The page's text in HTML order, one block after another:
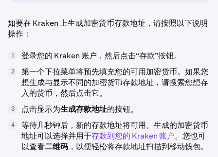
如要在 Kraken 上生成加密货币存款地址，请按照以下说明
操作：
1 登录您的 Kraken 账户，然后点击“存款”按钮。
2
第一个下拉菜单将预先填充您的可用加密货币。如果您
想生成与显示不同的加密货币存款地址，请搜索您想存
入的货币，然后点击它。
3 点击显示为生成存款地址的按钮。
4
等待几秒钟后，新的存款地址将可用。生成的加密货币
地址可以选择并用于存款到您的 Kraken 账户。您也可
以查看二维码 ，以便轻松将存款地址扫描到移动钱包。